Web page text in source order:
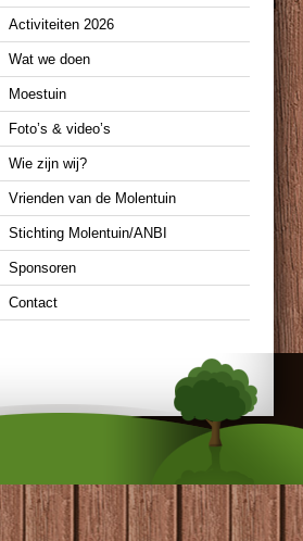
Activiteiten 2026
Wat we doen
Moestuin
Foto’s & video’s
Wie zijn wij?
Vrienden van de Molentuin
Stichting Molentuin/ANBI
Sponsoren
Contact